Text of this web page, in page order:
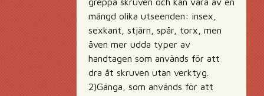
mängd olika utseenden: insex,
sexkant, stjärn, spår, torx, men
även mer udda typer av
handtagen som används för att
dra åt skruven utan verktyg.
2)Gänga, som används för att